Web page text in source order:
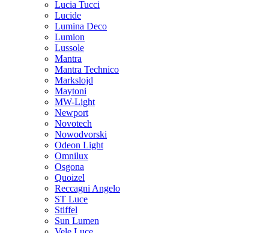
Lucia Tucci
Lucide
Lumina Deco
Lumion
Lussole
Mantra
Mantra Technico
Markslojd
Maytoni
MW-Light
Newport
Novotech
Nowodvorski
Odeon Light
Omnilux
Osgona
Quoizel
Reccagni Angelo
ST Luce
Stiffel
Sun Lumen